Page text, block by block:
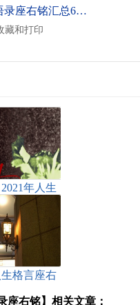
《最新二月再见，三月你好个性语录座右铭汇总60句精选.doc》
藏和打印
2021年人生
汇总69句
生格言座右
座右铭】相关文章：